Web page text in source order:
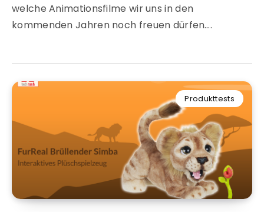
welche Animationsfilme wir uns in den
kommenden Jahren noch freuen dürfen….
Produkttests